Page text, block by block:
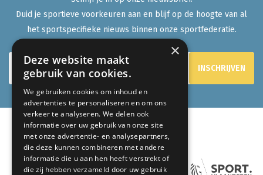
Duid je sportieve voorkeuren aan en blijf op de hoogte van al
het sportspecifieke nieuws binnen onze sportfederatie.
ONZE PARTNERS:
×
Deze website maakt
gebruik van cookies.
We gebruiken cookies om inhoud en
advertenties te personaliseren en om ons
verkeer te analyseren. We delen ook
informatie over uw gebruik van onze site
met onze advertentie- en analysepartners,
die deze kunnen combineren met andere
informatie die u aan hen heeft verstrekt of
die zij hebben verzameld door uw gebruik